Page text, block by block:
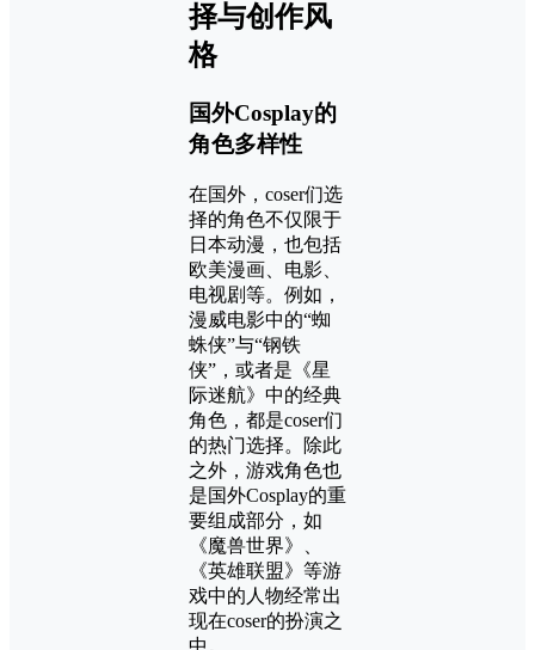
择与创作风
格
国外Cosplay的
角色多样性
在国外，coser们选
择的角色不仅限于
日本动漫，也包括
欧美漫画、电影、
电视剧等。例如，
漫威电影中的“蜘
蛛侠”与“钢铁
侠”，或者是《星
际迷航》中的经典
角色，都是coser们
的热门选择。除此
之外，游戏角色也
是国外Cosplay的重
要组成部分，如
《魔兽世界》、
《英雄联盟》等游
戏中的人物经常出
现在coser的扮演之
中。